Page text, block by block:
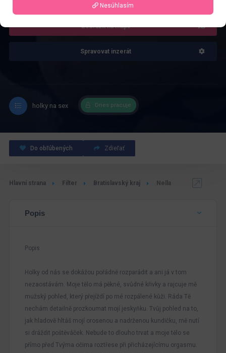
Zobrazit na mapě
Spravovat inzerát
holky na sex Dnes pracuje
Do obľúbených Zdieľať
Hlavní strana Filter Bratislavský kraj Nella
Popis
Popis
Holky od nás se dokážou pořádně rozparádit a ani já v tom
nezaostávám. Moje tělo má pěkné, svůdné křivky a rajcuje mě
mužský pohled, který přejíždí po mé rozpálené kůži. Ráda Tě
nechám detailně prozkoumat mojí jeskyňku. Tvůj pohled na to,
jak hladově hltáš mojí orosenou a nadrženou kundičku, mě nutí
si dráždit poštěváček. Nebude to dlouho trvat a moje tělo se
přímo před Tvýma očima roztřese při přicházejícímu orgasmu.
Nesúhlasím